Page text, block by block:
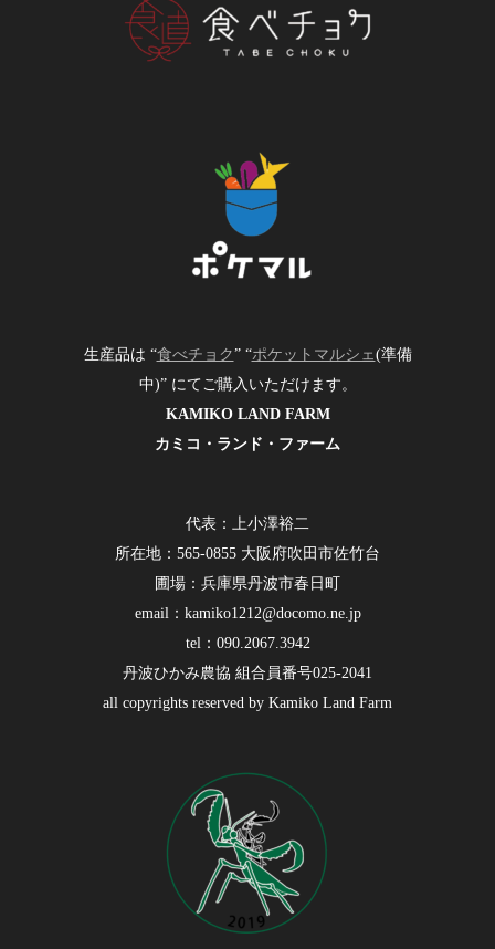
生産品は “食べチョク” “ポケットマルシェ(準備
中)” にてご購入いただけます。
KAMIKO LAND FARM
カミコ・ランド・ファーム
代表：上小澤裕二
所在地：565-0855 大阪府吹田市佐竹台
圃場：兵庫県丹波市春日町
email：kamiko1212@docomo.ne.jp
tel：090.2067.3942
丹波ひかみ農協 組合員番号025-2041
all copyrights reserved by Kamiko Land Farm